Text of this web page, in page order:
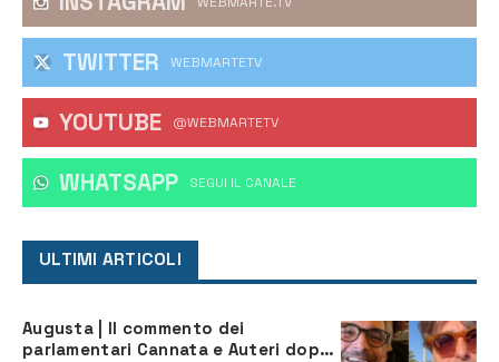
TWITTER WEBMARTETV
YOUTUBE @WEBMARTETV
WHATSAPP ‎SEGUI IL CANALE
ULTIMI ARTICOLI
Augusta | Il commento dei
parlamentari Cannata e Auteri dopo